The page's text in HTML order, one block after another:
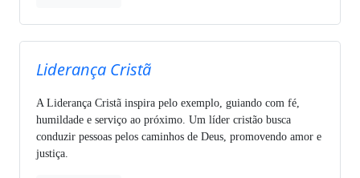
Liderança Cristã
A Liderança Cristã inspira pelo exemplo, guiando com fé,
humildade e serviço ao próximo. Um líder cristão busca
conduzir pessoas pelos caminhos de Deus, promovendo amor e
justiça.